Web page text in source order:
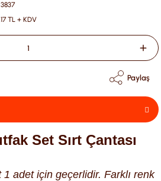
TL + KDV
Paylaş
Set Sırt Çantası
1 adet için geçerlidir. Farklı renk